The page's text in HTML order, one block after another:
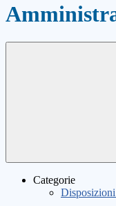
Categorie